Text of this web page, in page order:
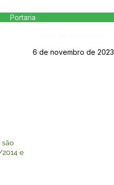
Portaria
6 de novembro de 2023
são
e